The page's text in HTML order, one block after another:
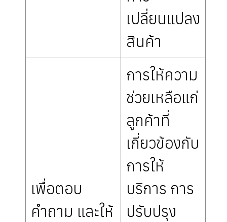
เปลี่ยนแปลง
สินค้า
เพื่อตอบ
คำถาม และให้
การให้ความ
ช่วยเหลือแก่
ลูกค้าที่
เกี่ยวข้องกับ
การให้
บริการ การ
ปรับปรุง